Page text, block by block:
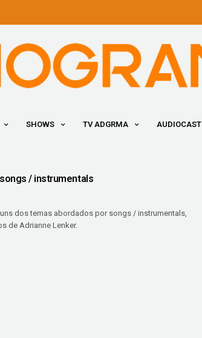
SHOWS TV ADGRMA AUDIOCAST
/ instrumentals
dos temas abordados por songs / instrumentals,
de Adrianne Lenker.